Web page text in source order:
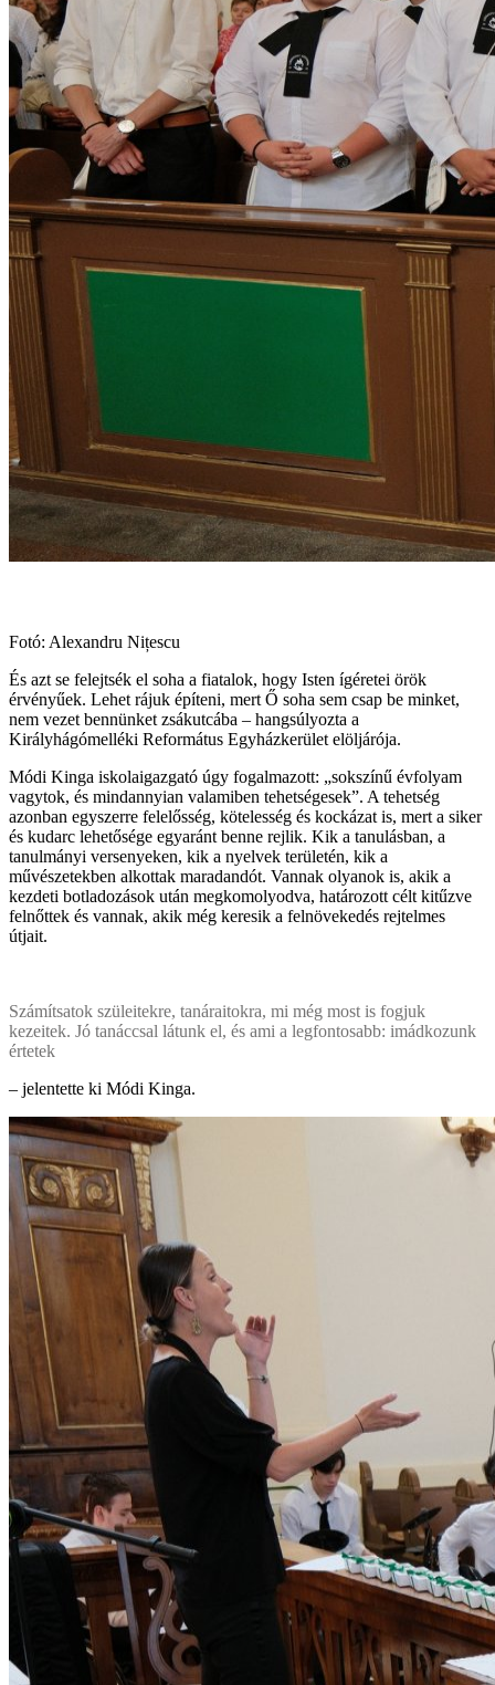
Fotó: Alexandru Nițescu
És azt se felejtsék el soha a fiatalok, hogy Isten ígéretei örök
érvényűek. Lehet rájuk építeni, mert Ő soha sem csap be minket,
nem vezet bennünket zsákutcába – hangsúlyozta a
Királyhágómelléki Református Egyházkerület elöljárója.
Módi Kinga iskolaigazgató úgy fogalmazott: „sokszínű évfolyam
vagytok, és mindannyian valamiben tehetségesek”. A tehetség
azonban egyszerre felelősség, kötelesség és kockázat is, mert a siker
és kudarc lehetősége egyaránt benne rejlik. Kik a tanulásban, a
tanulmányi versenyeken, kik a nyelvek területén, kik a
művészetekben alkottak maradandót. Vannak olyanok is, akik a
kezdeti botladozások után megkomolyodva, határozott célt kitűzve
felnőttek és vannak, akik még keresik a felnövekedés rejtelmes
útjait.
Számítsatok szüleitekre, tanáraitokra, mi még most is fogjuk
kezeitek. Jó tanáccsal látunk el, és ami a legfontosabb: imádkozunk
értetek
– jelentette ki Módi Kinga.